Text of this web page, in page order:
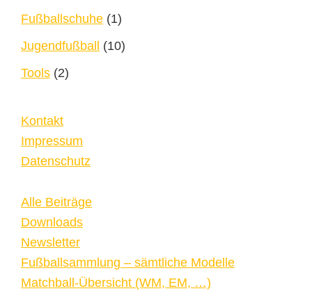
Fußballschuhe (1)
Jugendfußball
(10)
Tools (2)
Kontakt
Impressum
Datenschutz
Alle Beiträge
Downloads
Newsletter
Fußballsammlung – sämtliche Modelle
Matchball-Übersicht (WM, EM, …)